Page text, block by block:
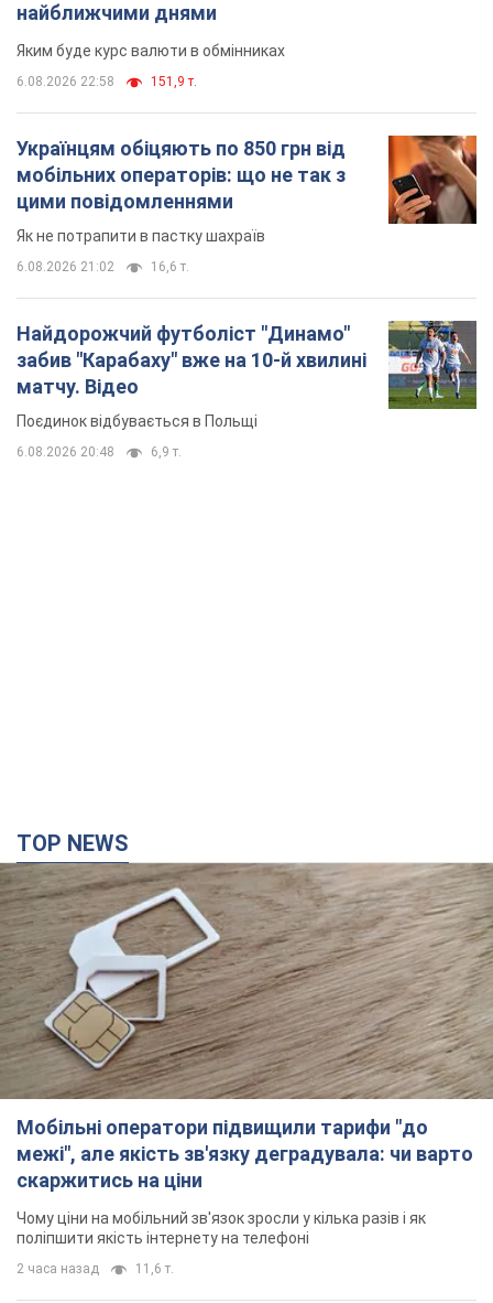
найближчими днями
Яким буде курс валюти в обмінниках
6.08.2026 22:58 151,9 т.
Українцям обіцяють по 850 грн від
мобільних операторів: що не так з
цими повідомленнями
Як не потрапити в пастку шахраїв
6.08.2026 21:02 16,6 т.
Найдорожчий футболіст "Динамо"
забив "Карабаху" вже на 10-й хвилині
матчу. Відео
Поєдинок відбувається в Польщі
6.08.2026 20:48 6,9 т.
TOP NEWS
Мобільні оператори підвищили тарифи "до
межі", але якість зв'язку деградувала: чи варто
скаржитись на ціни
Чому ціни на мобільний зв'язок зросли у кілька разів і як
поліпшити якість інтернету на телефоні
2 часа назад 11,6 т.